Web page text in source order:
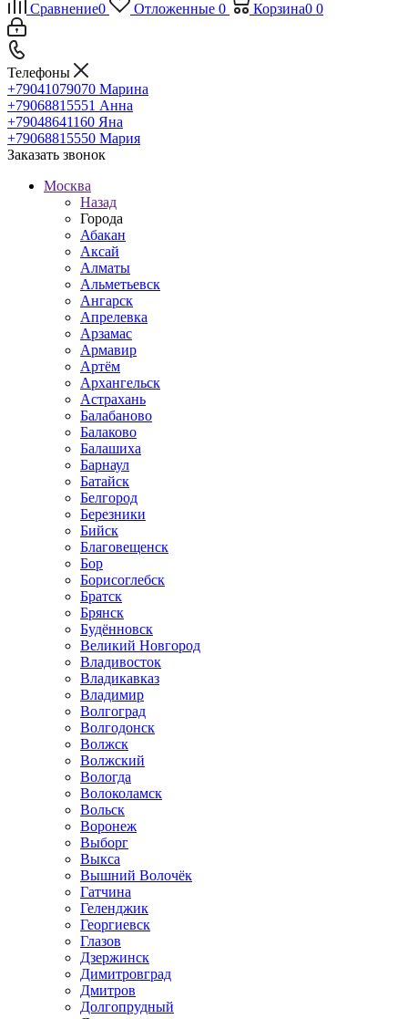
Сравнение0 Отложенные 0 Корзина0 0
Телефоны
+79041079070 Марина
+79068815551 Анна
+79048641160 Яна
+79068815550 Мария
Заказать звонок
Москва
Назад
Города
Абакан
Аксай
Алматы
Альметьевск
Ангарск
Апрелевка
Арзамас
Армавир
Артём
Архангельск
Астрахань
Балабаново
Балаково
Балашиха
Барнаул
Батайск
Белгород
Березники
Бийск
Благовещенск
Бор
Борисоглебск
Братск
Брянск
Будённовск
Великий Новгород
Владивосток
Владикавказ
Владимир
Волгоград
Волгодонск
Волжск
Волжский
Вологда
Волоколамск
Вольск
Воронеж
Выборг
Выкса
Вышний Волочёк
Гатчина
Геленджик
Георгиевск
Глазов
Дзержинск
Димитровград
Дмитров
Долгопрудный